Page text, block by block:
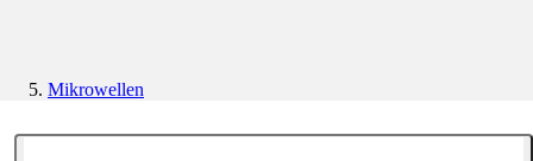
Mikrowellen